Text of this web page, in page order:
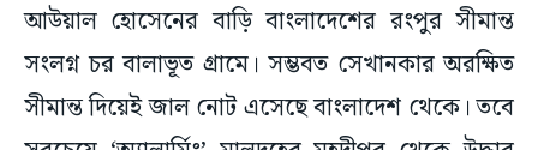
আউয়াল হোসেনের বাড়ি বাংলাদেশের রংপুর সীমান্ত
সংলগ্ন চর বালাভূত গ্রামে। সম্ভবত সেখানকার অরক্ষিত
সীমান্ত দিয়েই জাল নোট এসেছে বাংলাদেশ থেকে। তবে